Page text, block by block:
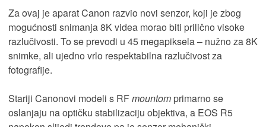
Za ovaj je aparat Canon razvio novi senzor, koji je zbog
mogućnosti snimanja 8K videa morao biti prilično visoke
razlučivosti. To se prevodi u 45 megapiksela – nužno za 8K
snimke, ali ujedno vrlo respektabilna razlučivost za
fotografije.
Stariji Canonovi modeli s RFmountom primarno se
oslanjaju na optičku stabilizaciju objektiva, a EOS R5